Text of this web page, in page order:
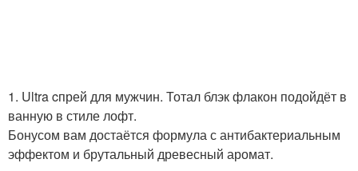
1. Ultra cпрей для мужчин. Тотал блэк флакон подойдёт в
ванную в стиле лофт.
Бонусом вам достаётся формула с антибактериальным
эффектом и брутальный древесный аромат.